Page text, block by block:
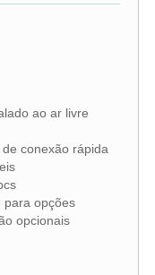
ao ar livre
conexão rápida
para opções
opcionais